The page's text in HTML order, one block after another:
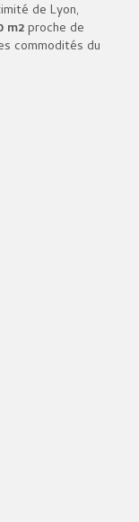
de Lyon,
m2proche de
commodités du